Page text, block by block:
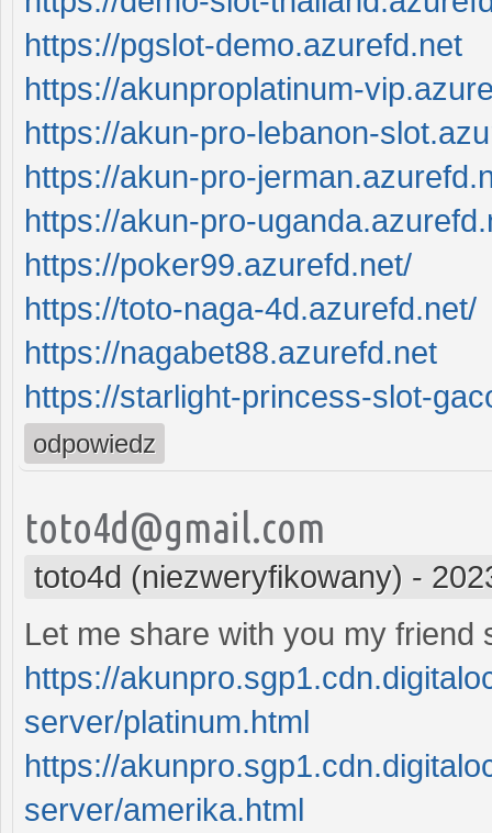
https://pgslot-demo.azurefd.net
https://akunproplatinum-
https://akun-pro-lebanon-
https://akun-pro-
https://akun-pro-
https://poker99.azurefd.net/
https://toto-naga-4d.azurefd.net/
https://nagabet88.azurefd.net
https://starlight-princess-slot-
odpowiedz
toto4d@gmail.com
toto4d (niezweryfikowany) -
Let me share with you my friend
https://
server/platinum.html
https://
server/amerika.html